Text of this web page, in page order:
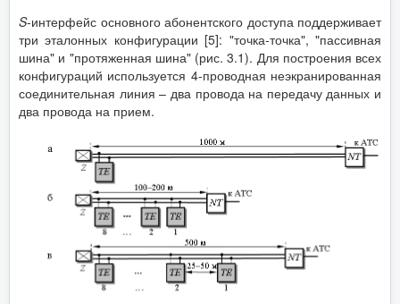
S-интерфейс основного абонентского доступа поддерживает
три эталонных конфигурации [5]: "точка-точка", "пассивная
шина" и "протяженная шина" (рис. 3.1). Для построения всех
конфигураций используется 4-проводная неэкранированная
соединительная линия – два провода на передачу данных и
два провода на прием.